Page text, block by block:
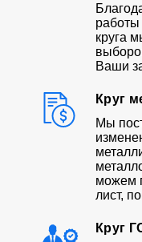
работы
круга
Ваши
Круг
Мы
можем
лист,
Круг